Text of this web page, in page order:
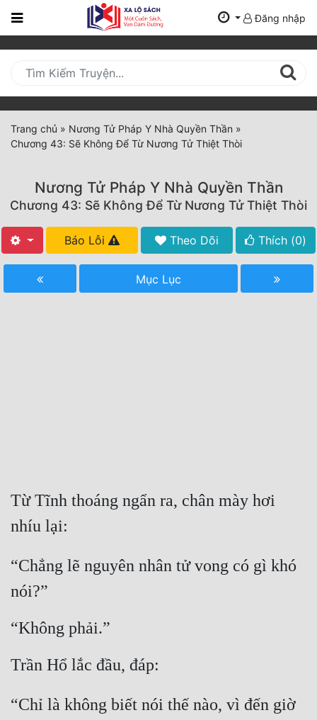
Trang
Mới
Cập
Nhật
(current)
Thể Loại
Tất Cả
Hoàn Thành
Xa Lộ Dịch
Cung Đấu
Cạnh Kỹ
Du Hí
Dã Sử
Đăng nhập
Trang chủ » Nương Tử Pháp Y Nhà Quyền Thần »
Chương 43: Sẽ Không Để Từ Nương Tử Thiệt Thòi
Nương Tử Pháp Y Nhà Quyền Thần
Chương 43: Sẽ Không Để Từ Nương Tử Thiệt Thòi
Báo Lỗi Theo Dõi Thích (0)
Mục Lục
Từ Tĩnh thoáng ngẩn ra, chân mày hơi
nhíu lại:
“Chẳng lẽ nguyên nhân tử vong có gì khó
nói?”
“Không phải.”
Trần Hổ lắc đầu, đáp:
“Chỉ là không biết nói thế nào, vì đến giờ